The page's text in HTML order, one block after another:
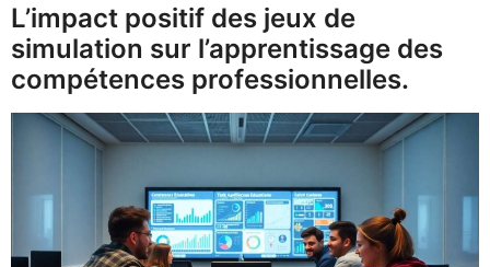
L’impact positif des jeux de
simulation sur l’apprentissage des
compétences professionnelles.